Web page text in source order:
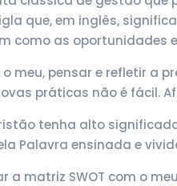
que, em inglês, significa
como as oportunidades
meu, pensar e refletir
práticas não é fácil.
tenha alto
Palavra ensinada e
a matriz SWOT com o